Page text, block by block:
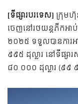
[ទីផ្សារបរទេស] ក្រុមហ៊ុ
ចេញនៅរថយន្តភីកអាប់អ
២០២៥ ទទួលបានការអ
៩៩៥ ដុល្លារ នៅទីផ្សា
៨០ ០០០ ដុល្លារ (៩៩